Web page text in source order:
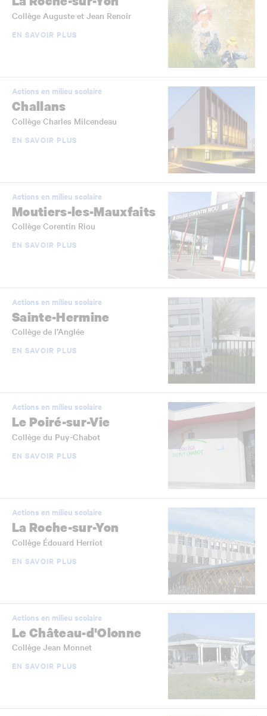
Collège Auguste et Jean Renoir
EN SAVOIR PLUS
Actions en milieu scolaire
Challans
Collège Charles Milcendeau
EN SAVOIR PLUS
Actions en milieu scolaire
Moutiers-les-Mauxfaits
Collège Corentin Riou
EN SAVOIR PLUS
Actions en milieu scolaire
Sainte-Hermine
Collège de l’Anglée
EN SAVOIR PLUS
Actions en milieu scolaire
Le Poiré-sur-Vie
Collège du Puy-Chabot
EN SAVOIR PLUS
Actions en milieu scolaire
La Roche-sur-Yon
Collège Édouard Herriot
EN SAVOIR PLUS
Actions en milieu scolaire
Le Château-d'Olonne
Collège Jean Monnet
EN SAVOIR PLUS